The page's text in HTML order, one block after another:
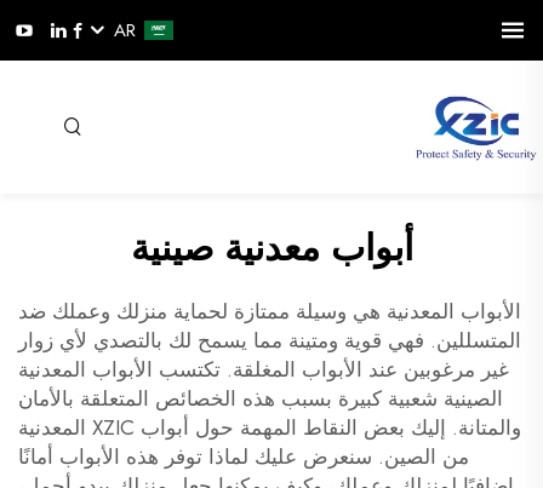
AR
أبواب معدنية صينية
الأبواب المعدنية هي وسيلة ممتازة لحماية منزلك وعملك ضد
المتسللين. فهي قوية ومتينة مما يسمح لك بالتصدي لأي زوار
غير مرغوبين عند الأبواب المغلقة. تكتسب الأبواب المعدنية
الصينية شعبية كبيرة بسبب هذه الخصائص المتعلقة بالأمان
والمتانة. إليك بعض النقاط المهمة حول أبواب XZIC المعدنية
من الصين. سنعرض عليك لماذا توفر هذه الأبواب أمانًا